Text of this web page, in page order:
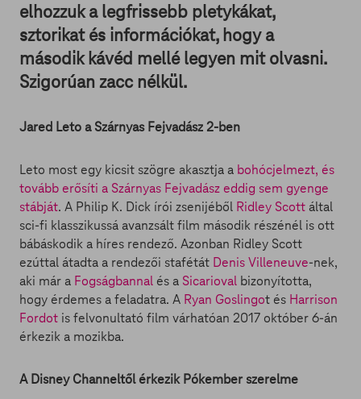
elhozzuk a legfrissebb pletykákat,
sztorikat és információkat, hogy a
második kávéd mellé legyen mit olvasni.
Szigorúan zacc nélkül.
Jared Leto a Szárnyas Fejvadász 2-ben
Leto most egy kicsit szögre akasztja a bohócjelmezt, és
tovább erősíti a Szárnyas Fejvadász eddig sem gyenge
stábját. A Philip K. Dick írói zsenijéből Ridley Scott által
sci-fi klasszikussá avanzsált film második részénél is ott
bábáskodik a híres rendező. Azonban Ridley Scott
ezúttal átadta a rendezői stafétát Denis Villeneuve-nek,
aki már a Fogságbannal és a Sicarioval bizonyította,
hogy érdemes a feladatra. A Ryan Goslingot és Harrison
Fordot is felvonultató film várhatóan 2017 október 6-án
érkezik a mozikba.
A Disney Channeltől érkezik Pókember szerelme